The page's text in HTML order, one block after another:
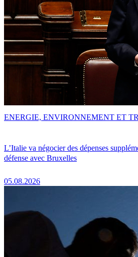
L’Italie va négocier des dépenses
défense avec Bruxelles
05.08.2026
ENERGIE, ENVIRONNEMENT ET